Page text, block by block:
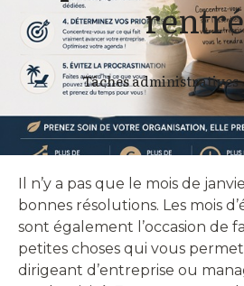
Tâches administratives
Il n’y a pas que le mois de
bonnes résolutions. Les mois
sont également l’occasion de
petites choses qui vous
dirigeant d’entreprise ou